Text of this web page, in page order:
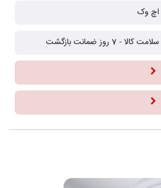
اچ وک
سلامت کالا - 7 روز ضمانت بازگشت